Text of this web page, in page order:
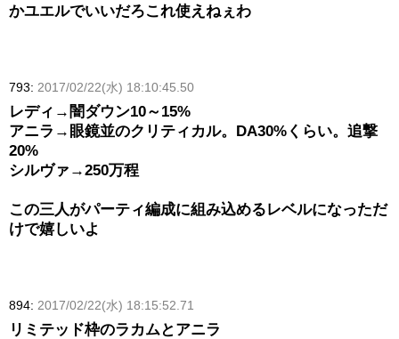
かユエルでいいだろこれ使えねぇわ
793: 2017/02/22(水) 18:10:45.50
レディ→闇ダウン10～15%
アニラ→眼鏡並のクリティカル。DA30%くらい。追撃
20%
シルヴァ→250万程
この三人がパーティ編成に組み込めるレベルになっただ
けで嬉しいよ
894: 2017/02/22(水) 18:15:52.71
リミテッド枠のラカムとアニラ